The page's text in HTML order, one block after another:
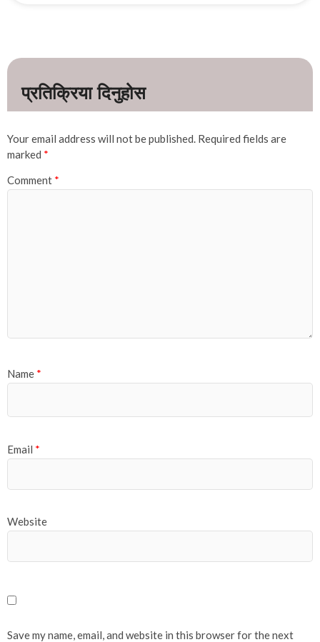
Your email address will not be published. Required fields are
marked *
Comment *
Name *
Email *
Website
Save my name, email, and website in this browser for the next